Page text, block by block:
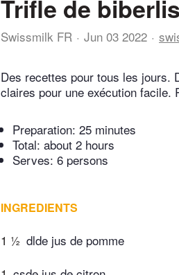
Trifle de
Swissmilk FR Jun 03 2022
Des recettes pour tous les jours.
claires pour une exécution facile.
Preparation: 25 minutes
Total: about 2 hours
Serves: 6 persons
INGREDIENTS
1 ½ dlde jus de pomme